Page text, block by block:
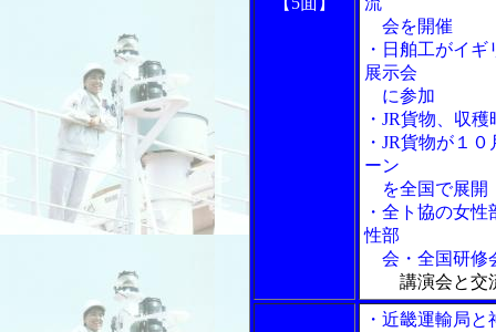
会を開催
・日舶工がイ
展示会
に参加
・JR貨物、収
・JR貨物が１
ーン
を全国で展開
・全ト協の女
性部
会・全国研修
講演会と交
・近畿運輸局